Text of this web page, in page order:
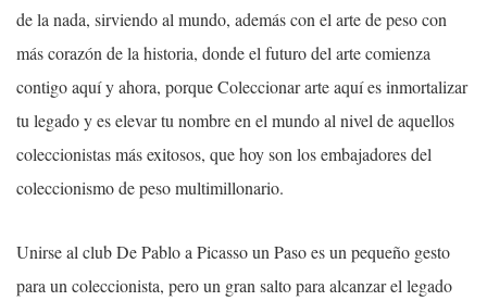
de la nada, sirviendo al mundo, además con el arte de peso con
más corazón de la historia, donde el futuro del arte comienza
contigo aquí y ahora, porque Coleccionar arte aquí es inmortalizar
tu legado y es elevar tu nombre en el mundo al nivel de aquellos
coleccionistas más exitosos, que hoy son los embajadores del
coleccionismo de peso multimillonario.
Unirse al club De Pablo a Picasso un Paso es un pequeño gesto
para un coleccionista, pero un gran salto para alcanzar el legado